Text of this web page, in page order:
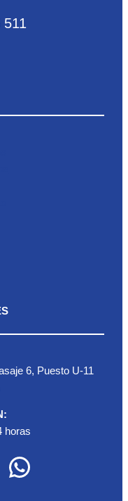
511
6, Puesto U-11
horas
WhatsApp